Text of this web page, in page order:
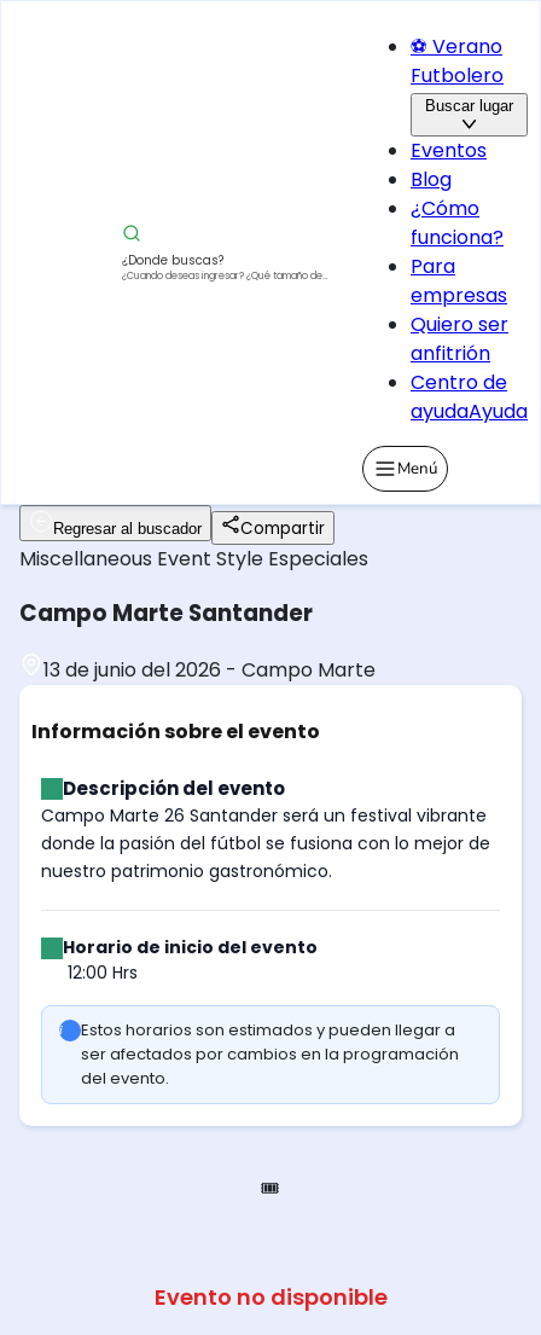
¿Donde buscas?
¿Cuando deseas ingresar?¿Qué tamaño de
⚽ Verano
Futbolero
Buscar lugar
Eventos
Blog
¿Cómo
funciona?
Para
empresas
Quiero ser
anfitrión
Centro de
ayudaAyuda
Menú
Regresar al buscador Compartir
Miscellaneous Event Style Especiales
Campo Marte Santander
13 de junio del 2026 - Campo Marte
Información sobre el evento
Descripción del evento
Campo Marte 26 Santander será un festival vibrante
donde la pasión del fútbol se fusiona con lo mejor de
nuestro patrimonio gastronómico.
Horario de inicio del evento
12:00 Hrs
Estos horarios son estimados y pueden llegar a
ser afectados por cambios en la programación
del evento.
🎟️
Evento no disponible